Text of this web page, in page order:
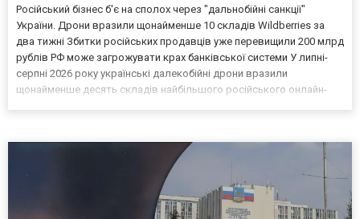
Російський бізнес б'є на сполох через "дальнобійні санкції"
України. Дрони вразили щонайменше 10 складів Wildberries за
два тижні Збитки російських продавців уже перевищили 200 млрд
рублів РФ може загрожувати крах банківської системи У липні-
серпні 2026 року українські далекобійні дрони вразили
щонайменше десять складів найбільшого російського онлайн-